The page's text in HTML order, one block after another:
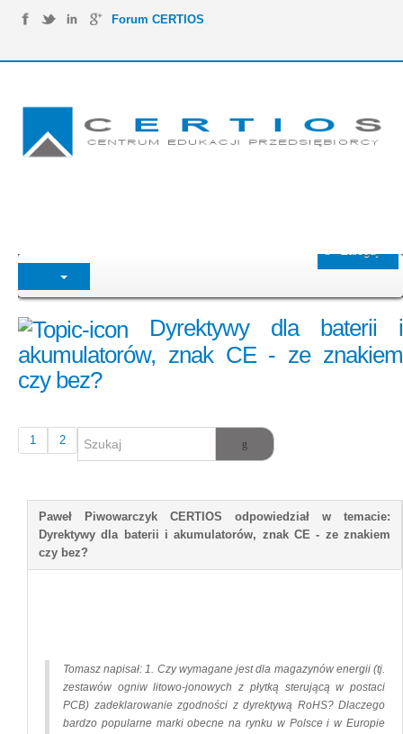
Forum CERTIOS
Dyrektywy dla baterii i
akumulatorów, znak CE - ze znakiem
czy bez?
1 2
Tomasz napisał: 1. Czy wymagane jest dla magazynów energii (tj.
zestawów ogniw litowo-jonowych z płytką sterującą w postaci
PCB) zadeklarowanie zgodności z dyrektywą RoHS? Dlaczego
bardzo popularne marki obecne na rynku w Polsce i w Europie